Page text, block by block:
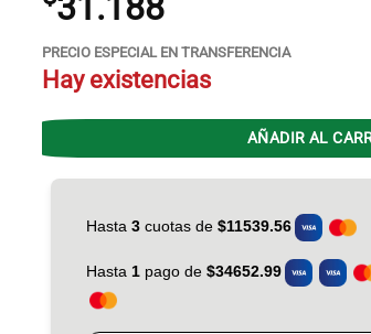
PRECIO ESPECIAL EN TRANSFERENCIA
Hay existencias
AÑADIR AL